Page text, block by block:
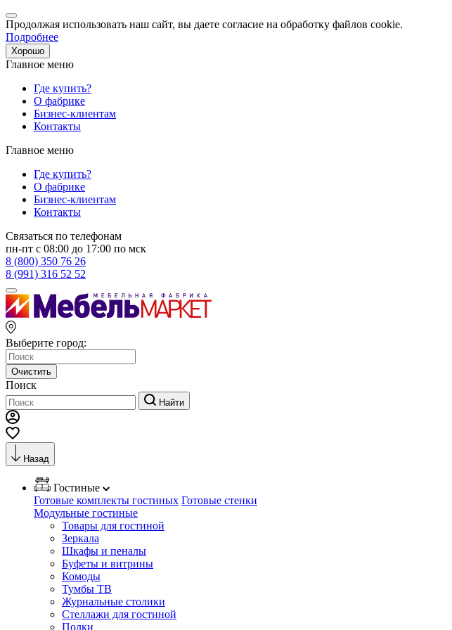
Продолжая использовать наш сайт, вы даете согласие на обработку файлов cookie.
Подробнее
Хорошо
Главное меню
Где купить?
О фабрике
Бизнес-клиентам
Контакты
Главное меню
Где купить?
О фабрике
Бизнес-клиентам
Контакты
Связаться по телефонам
пн-пт с 08:00 до 17:00 по мск
8 (800) 350 76 26
8 (991) 316 52 52
Выберите город:
Очистить
Поиск
Найти
Назад
Гостиные
Готовые комплекты гостиных Готовые стенки
Модульные гостиные
Товары для гостиной
Зеркала
Шкафы и пеналы
Буфеты и витрины
Комоды
Тумбы ТВ
Журнальные столики
Стеллажи для гостиной
Полки